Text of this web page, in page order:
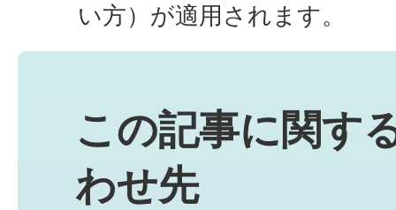
い方）が適用されます。
この記事に関す
わせ先